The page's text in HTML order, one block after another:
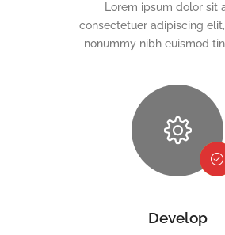
Lorem ipsum dolor sit
consectetuer adipiscing
nonummy nibh euismod
Develop